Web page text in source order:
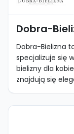
Dobra-
Dobra-Bielizna
specjalizuje się
bielizny dla
znajdują się